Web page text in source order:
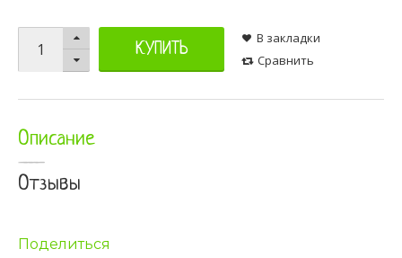
КУПИТЬ
В закладки
Сравнить
Описание
Отзывы
Поделиться